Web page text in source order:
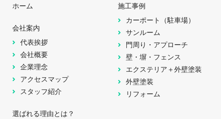
ホーム
会社案内
代表挨拶
会社概要
企業理念
アクセスマップ
スタッフ紹介
選ばれる理由とは？
施工事例
カーポート（駐車場）
サンルーム
門周り・アプローチ
壁・塀・フェンス
エクステリア＋外壁塗装
外壁塗装
リフォーム